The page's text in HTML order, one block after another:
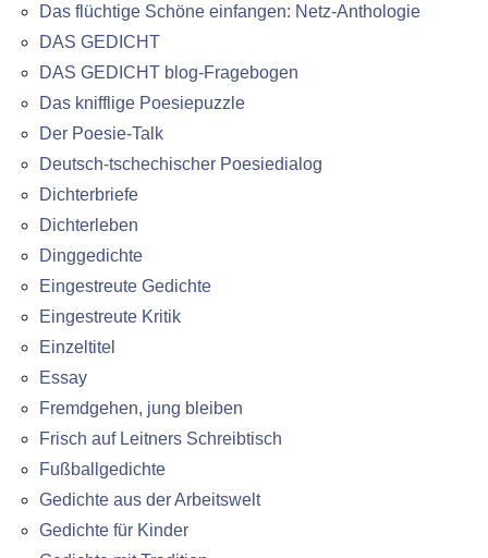
Das flüchtige Schöne einfangen: Netz-Anthologie
DAS GEDICHT
DAS GEDICHT blog-Fragebogen
Das knifflige Poesiepuzzle
Der Poesie-Talk
Deutsch-tschechischer Poesiedialog
Dichterbriefe
Dichterleben
Dinggedichte
Eingestreute Gedichte
Eingestreute Kritik
Einzeltitel
Essay
Fremdgehen, jung bleiben
Frisch auf Leitners Schreibtisch
Fußballgedichte
Gedichte aus der Arbeitswelt
Gedichte für Kinder